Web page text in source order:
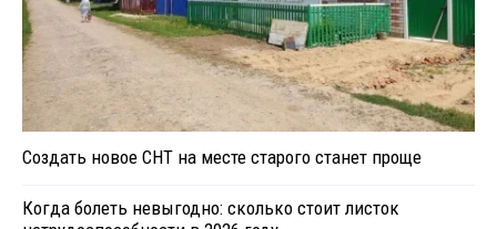
Создать новое СНТ на месте старого станет проще
Когда болеть невыгодно: сколько стоит листок